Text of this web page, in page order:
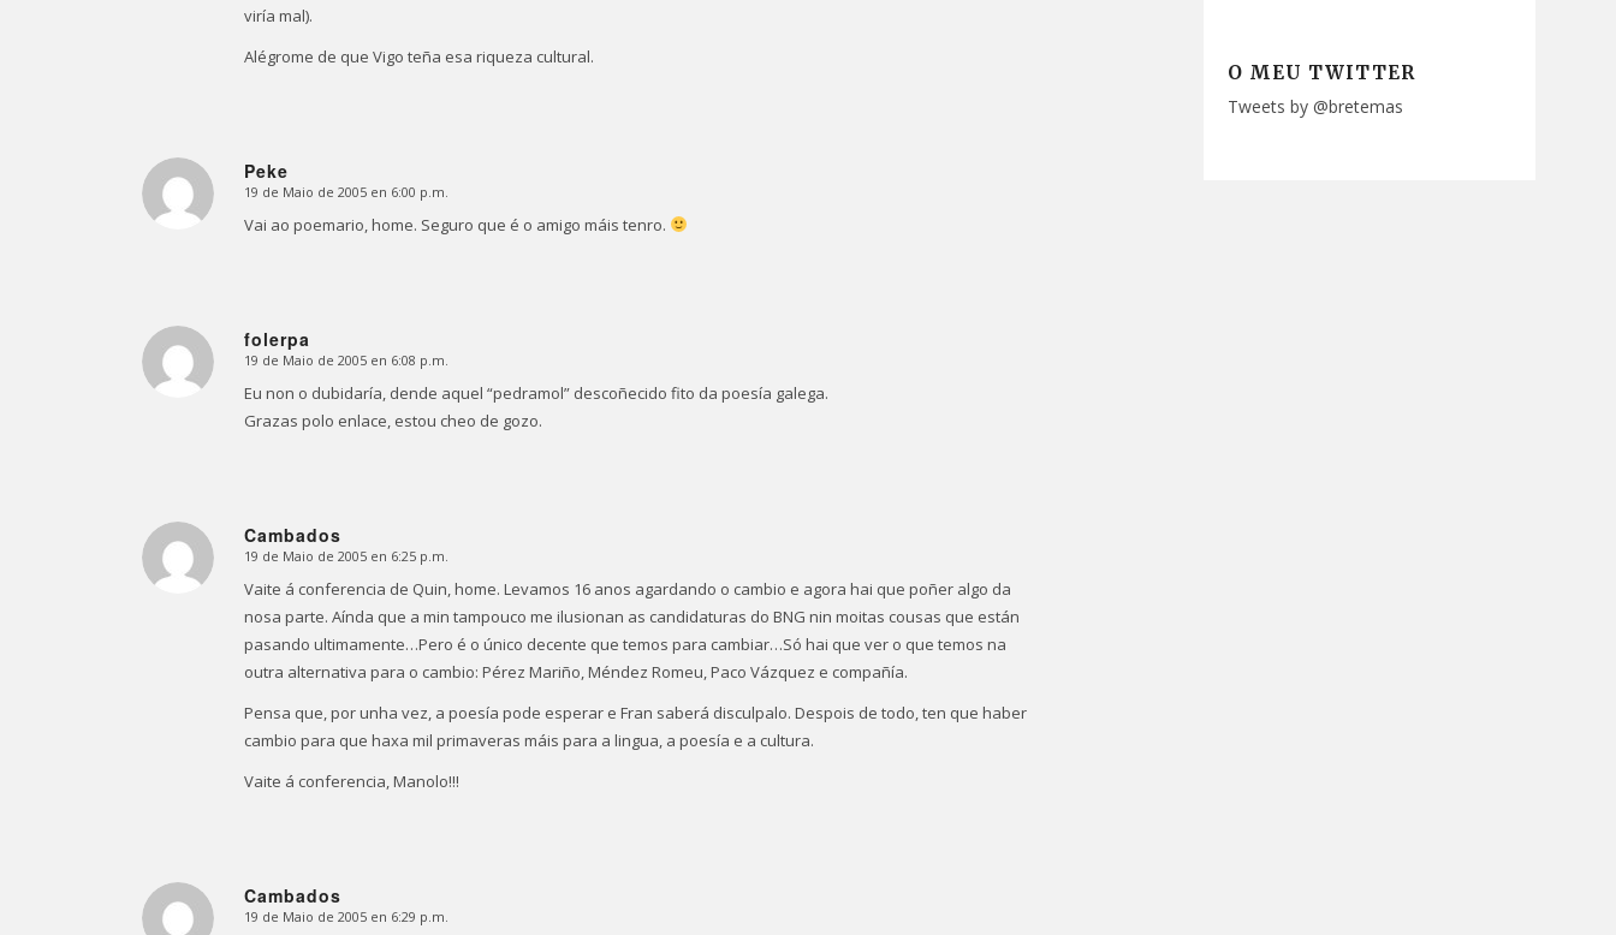
viría mal).
Alégrome de que Vigo teña esa riqueza cultural.
Peke
Dice:
19 de Maio de 2005 en 6:00 p.m.
Vai ao poemario, home. Seguro que é o amigo máis tenro.
folerpa
Dice:
19 de Maio de 2005 en 6:08 p.m.
Eu non o dubidaría, dende aquel “pedramol” descoñecido fito da poesía galega.
Grazas polo enlace, estou cheo de gozo.
Cambados
Dice:
19 de Maio de 2005 en 6:25 p.m.
Vaite á conferencia de Quin, home. Levamos 16 anos agardando o cambio e agora hai que poñer algo da
nosa parte. Aínda que a min tampouco me ilusionan as candidaturas do BNG nin moitas cousas que están
pasando ultimamente…Pero é o único decente que temos para cambiar…Só hai que ver o que temos na
outra alternativa para o cambio: Pérez Mariño, Méndez Romeu, Paco Vázquez e compañía.
Pensa que, por unha vez, a poesía pode esperar e Fran saberá disculpalo. Despois de todo, ten que haber
cambio para que haxa mil primaveras máis para a lingua, a poesía e a cultura.
Vaite á conferencia, Manolo!!!
Cambados
Dice:
19 de Maio de 2005 en 6:29 p.m.
O MEU TWITTER
Tweets by @bretemas